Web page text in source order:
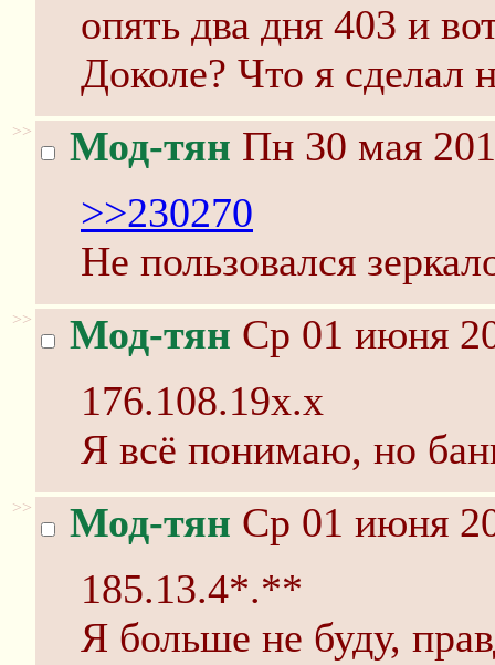
опять два дня 403 и
Доколе? Что я сделал
>> Мод-тян Пн 30 мая
>>230270
Не пользовался
>> Мод-тян Ср 01 июня
176.108.19x.x
Я всё понимаю, но
>> Мод-тян Ср 01 июня
185.13.4*.**
Я больше не буду,